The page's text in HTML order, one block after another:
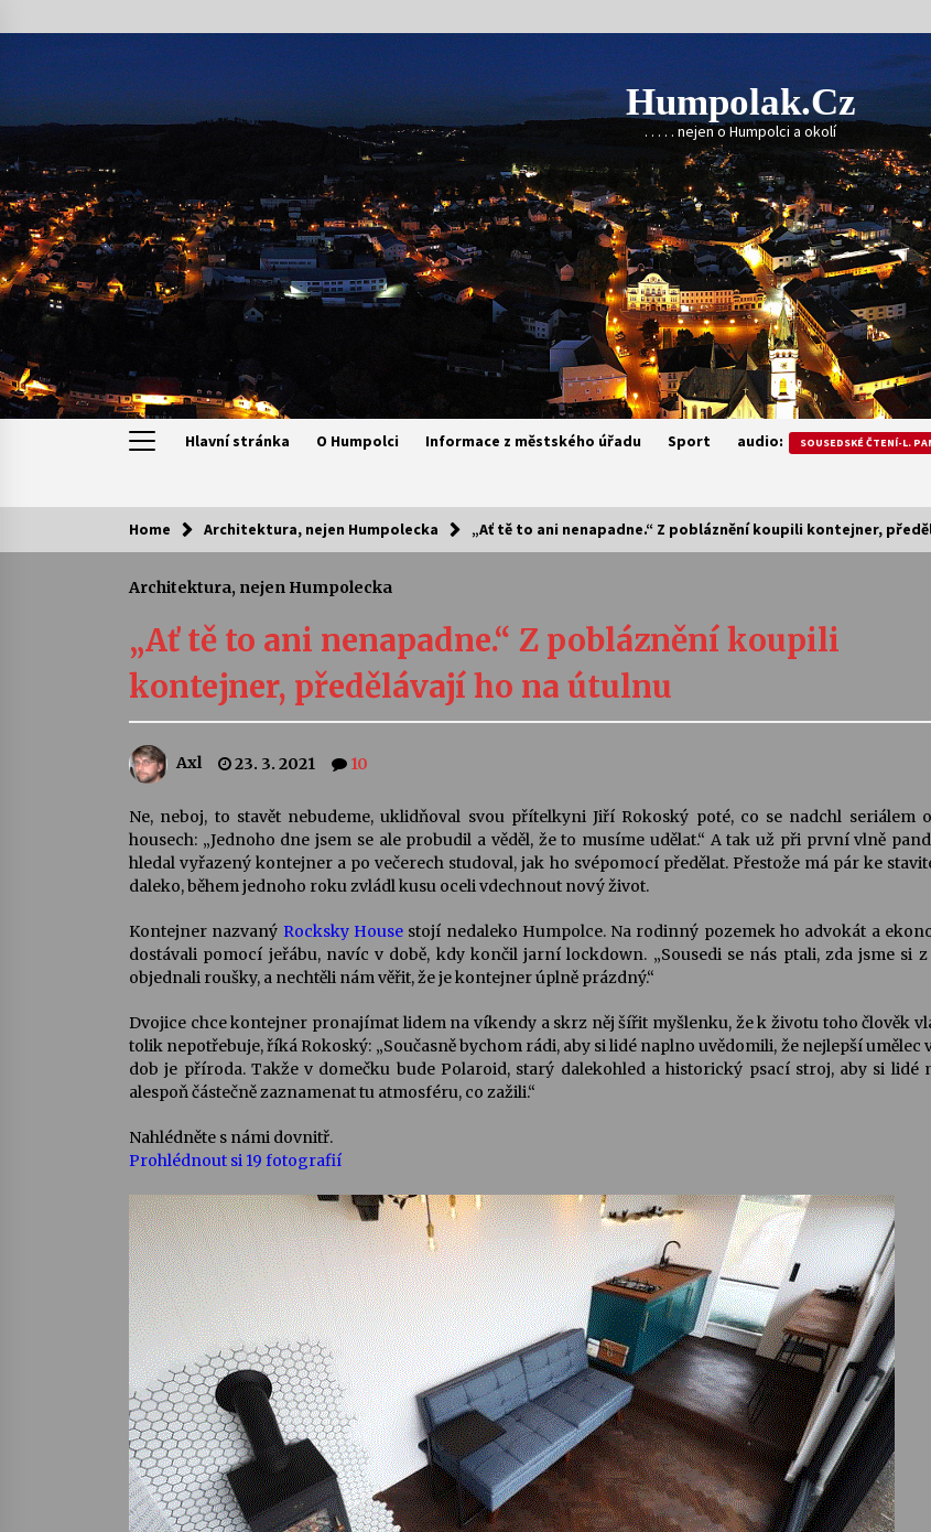
to
content
Humpolak.cz
. . . . . nejen o Humpolci a okolí
Hlavní stránka O Humpolci Informace z městského úřadu Sport audio: SOUSEDSKÉ ČTENÍ-L.
Kam za kulturou?
Camerata a Sukuba Ensemble
4. 8. 2026
Stávám se kapkou
30. 7. 2026
Pozvánka na integrační festival
Quijotova šedesátka: 28. 7.–1. 8.
28. 7. 2026
Kolchoz a Jenakaši
Letní koncerty ve Stromovce: Rufus
Miller
22. 7. 2026
Vysočinka
17. 7. 2026
Želivě ožije odkaz Josefa Čapka
13. 7. 2026
Klášteře Želiv
3. 7. 2026
Home Architektura, nejen Humpolecka „Ať tě to ani nenapadne.“ Z pobláznění koupili kontejner,
Architektura, nejen Humpolecka
„Ať tě to ani nenapadne.“ Z pobláznění koupili
kontejner, předělávají ho na útulnu
Axl 23. 3. 2021 10
Ne, neboj, to stavět nebudeme, uklidňoval svou přítelkyni Jiří Rokoský poté, co se nadchl seriálem
housech: „Jednoho dne jsem se ale probudil a věděl, že to musíme udělat.“ A tak už při první vlně
hledal vyřazený kontejner a po večerech studoval, jak ho svépomocí předělat. Přestože má pár ke
daleko, během jednoho roku zvládl kusu oceli vdechnout nový život.
Kontejner nazvaný Rocksky Housestojí nedaleko Humpolce. Na rodinný pozemek ho advokát a
dostávali pomocí jeřábu, navíc v době, kdy končil jarní lockdown. „Sousedi se nás ptali, zda jsme si
objednali roušky, a nechtěli nám věřit, že je kontejner úplně prázdný.“
Dvojice chce kontejner pronajímat lidem na víkendy a skrz něj šířit myšlenku, že k životu toho člověk
tolik nepotřebuje, říká Rokoský: „Současně bychom rádi, aby si lidé naplno uvědomili, že nejlepší umělec
dob je příroda. Takže v domečku bude Polaroid, starý dalekohled a historický psací stroj, aby si lidé
alespoň částečně zaznamenat tu atmosféru, co zažili.“
Nahlédněte s námi dovnitř.
Prohlédnout si 19 fotografií